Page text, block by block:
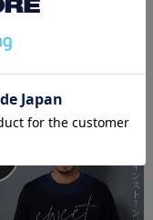
裏地-なし
までもご参考とし
色
アルール)デニムパンツ/1色
(税込)